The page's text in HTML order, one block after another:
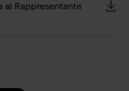
al Rappresentante